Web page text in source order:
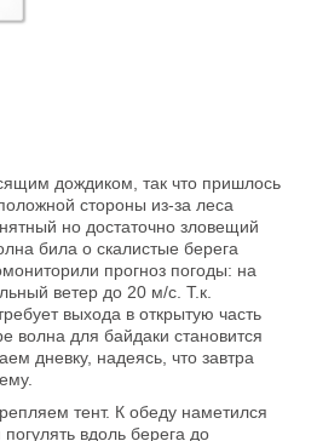
дождиком, так что пришлось
стороны из-за леса
но достаточно зловещий
била о скалистые берега
прогноз погоды: на
ветер до 20 м/с. Т.к.
выхода в открытую часть
волна для байдаки становится
дневку, надеясь, что завтра
тент. К обеду наметился
вдоль берега до